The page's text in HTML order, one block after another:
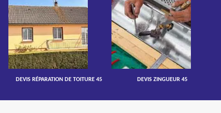
DEVIS RÉPARATION DE TOITURE 45 DEVIS ZINGUEUR 45